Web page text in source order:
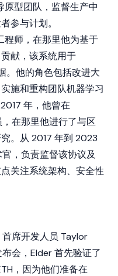
型团队，监督生产中
参与计划。
程师，在那里他为基于
献，该系统用于
。他的角色包括改进大
施和重构团队机器学习
年，他曾在
在那里他进行了与区
。从 2017 年到 2023
，负责监督该协议及
关注系统架构、安全性
首席开发人员 Taylor
布会，Elder 首先验证了
，因为他们准备在